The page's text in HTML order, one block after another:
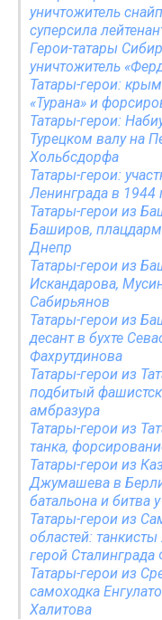
уничтожитель
суперсила
Герои-татары
уничтожитель
Татары-герои:
«Турана» и
Татары-герои:
Турецком валу на
Хольбсдорфа
Татары-герои:
Ленинграда в 1944
Татары-герои из
Баширов,
Днепр
Татары-герои из
Искандарова,
Сабирьянов
Татары-герои из
десант в бухте
Фахрутдинова
Татары-герои из
подбитый
амбразура
Татары-герои из
танка,
Татары-герои из
Джумашева в
батальона и битва
Татары-герои из
областей:
герой Сталинграда
Татары-герои из
самоходка
Халитова